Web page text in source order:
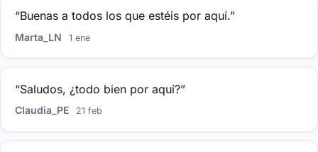
“Buenas a todos los que estéis por aquí.”
Marta_LN 1 ene
“Saludos, ¿todo bien por aquí?”
Claudia_PE 21 feb